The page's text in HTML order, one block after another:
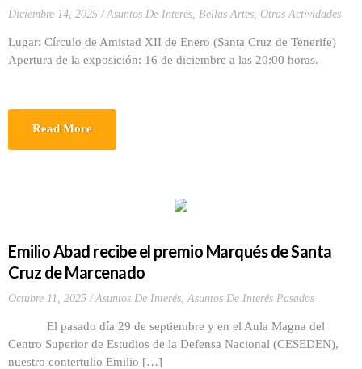
Diciembre 14, 2025 Asuntos De Interés, Bellas Artes, Otras Actividades
Lugar: Círculo de Amistad XII de Enero (Santa Cruz de Tenerife)
Apertura de la exposición: 16 de diciembre a las 20:00 horas.
Read More
Emilio Abad recibe el premio Marqués de Santa
Cruz de Marcenado
Octubre 11, 2025 Asuntos De Interés,Asuntos De Interés Pasados
El pasado día 29 de septiembre y en el Aula Magna del
Centro Superior de Estudios de la Defensa Nacional (CESEDEN),
nuestro contertulio Emilio […]